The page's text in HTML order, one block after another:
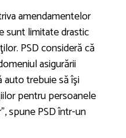
amendamentelor
sunt limitate drastic
PSD consideră că
asigurării
auto trebuie să îşi
pentru persoanele
spune PSD într-un